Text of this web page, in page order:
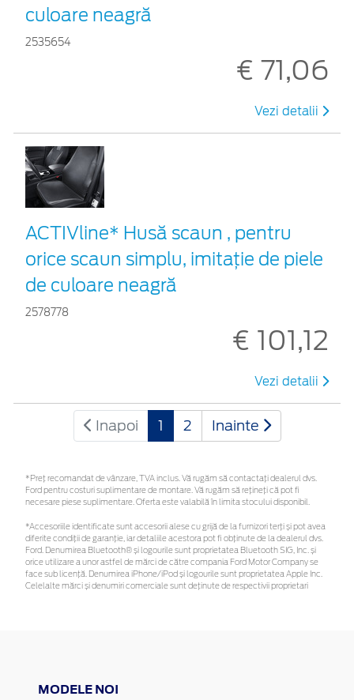
culoare neagră
2535654
€ 71,06
Vezi detalii
ACTIVline* Husă scaun , pentru
orice scaun simplu, imitație de piele
de culoare neagră
2578778
€ 101,12
Vezi detalii
Inapoi 1 2 Inainte
*Preţ recomandat de vânzare, TVA inclus. Vă rugăm să contactaţi dealerul dvs.
Ford pentru costuri suplimentare de montare. Vă rugăm să rețineți că pot fi
necesare piese suplimentare. Oferta este valabilă în limita stocului disponibil.
*Accesoriile identificate sunt accesorii alese cu grijă de la furnizori terți și pot avea
diferite condiții de garanție, iar detaliile acestora pot fi obținute de la dealerul dvs.
Ford. Denumirea Bluetooth® și logourile sunt proprietatea Bluetooth SIG, Inc. și
orice utilizare a unor astfel de mărci de către compania Ford Motor Company se
face sub licență. Denumirea iPhone/iPod și logourile sunt proprietatea Apple Inc.
Celelalte mărci și denumiri comerciale sunt deținute de respectivii proprietari
MODELE NOI